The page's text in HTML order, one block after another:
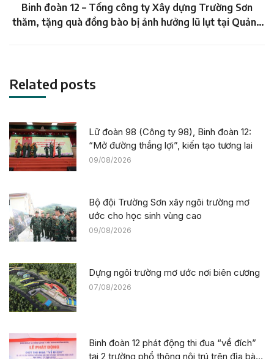
Next
post:
Binh đoàn 12 – Tổng công ty Xây dựng Trường Sơn
thăm, tặng quà đồng bào bị ảnh hưởng lũ lụt tại Quảng
Related posts
Lữ đoàn 98 (Công ty 98), Binh đoàn 12:
“Mở đường thắng lợi”, kiến tạo tương lai
09/08/2026
Bộ đội Trường Sơn xây ngôi trường mơ
ước cho học sinh vùng cao
09/08/2026
Dựng ngôi trường mơ ước nơi biên cương
07/08/2026
Binh đoàn 12 phát động thi đua “về đích”
tại 2 trường phổ thông nội trú trên địa bàn